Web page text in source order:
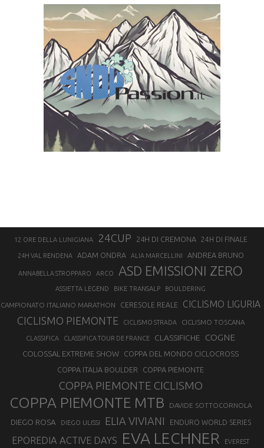
12 ORE DELLA LUNIGIANA 24CUP 24H DI CREMONA 24H DI FINALE
24H VAL RENDENA ADAM ONDRA ALIA MARCELLINI ANDREA BRUNO
ANNABELLA STROPPARO ARCO ASD EMISSIONI ZERO
ASSIETTA LEGEND BIKE TRANSALP BOULDERING
CAMPIONATO ITALIANO MARATHON CERESOLE REALE CICLISMO LIGURIA
CICLISMO PIEMONTE CICLISMO STRADA CICLISMO TOSCANA
CLASSIFICA CLASSIFICA TOUR DE FRANCE CLASSIFICHE COGNE
COLOSSAL EXTREME SHOW
COPPA DEL MONDO CICLOCROSS
COPPA ITALIA BOULDER
COPPA PIEMONTE
COPPA PIEMONTE CICLISMO
COPPA PIEMONTE MTB DAVIDE SOTTOCORNOLA
DIEGO ROSA DIEGO ULISSI ELIA VIVIANI ENDURO WORLD SERIES
EPOREDIA ACTIVE DAYS EVA LECHNER EVEREST